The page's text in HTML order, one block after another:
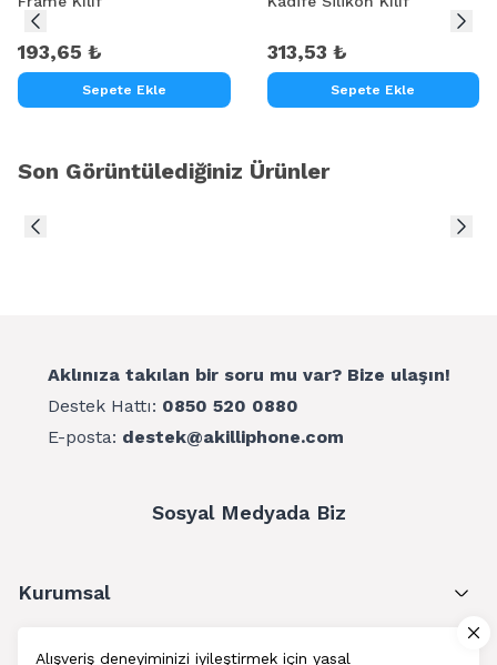
Alışveriş deneyiminizi iyileştirmek için yasal
193,65 ₺
Sepete Ekle
313,53 ₺
Sepete Ekle
Son Görüntülediğiniz Ürünler
Aklınıza takılan bir soru mu var? Bize ulaşın!
Destek Hattı: 0850 520 0880
E-posta: destek@akilliphone.com
Sosyal Medyada Biz
Kurumsal
Müşteri Hizmetleri